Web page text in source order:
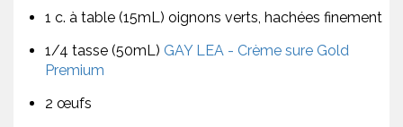
1 c. à table (15mL) oignons verts, hachées finement
1/4 tasse (50mL) GAY LEA - Crème sure Gold
Premium
2 œufs